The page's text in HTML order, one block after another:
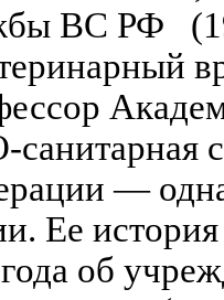
ВС РФ
—
Ее
об